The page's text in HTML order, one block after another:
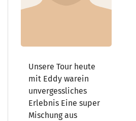
Unsere Tour heute
mit Eddy warein
unvergessliches
Erlebnis Eine super
Mischung aus